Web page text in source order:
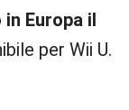
Europa il
per Wii U.